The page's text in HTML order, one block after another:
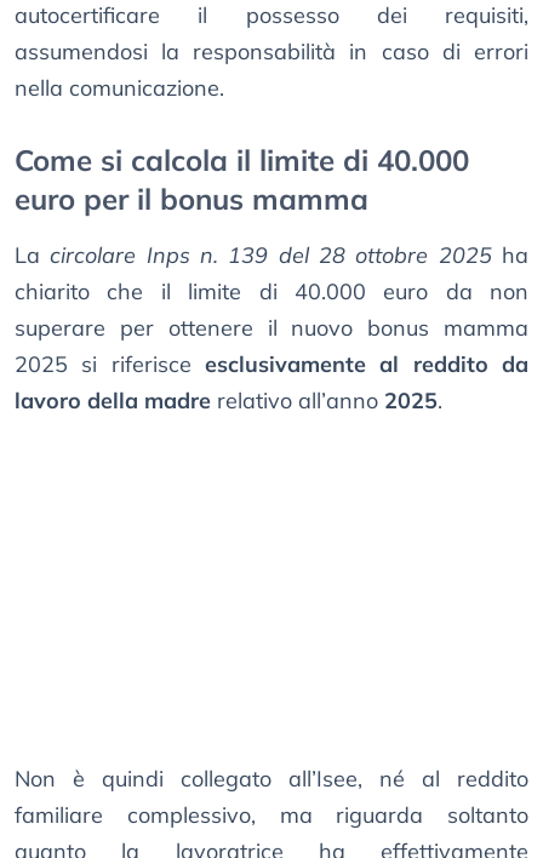
autocertificare il possesso dei requisiti,
assumendosi la responsabilità in caso di errori
nella comunicazione.
Come si calcola il limite di 40.000
euro per il bonus mamma
Lacircolare Inps n. 139 del 28 ottobre 2025ha
chiarito che il limite di 40.000 euro da non
superare per ottenere il nuovo bonus mamma
2025 si riferisce esclusivamente al reddito da
lavoro della madre relativo all’anno 2025.
Non è quindi collegato all’Isee, né al reddito
familiare complessivo, ma riguarda soltanto
quanto la lavoratrice ha effettivamente